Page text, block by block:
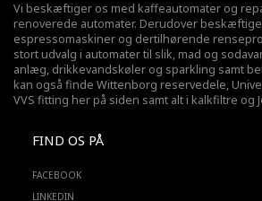
Vi beskæftiger os med kaffeautomater og
renoverede automater. Derudover
espressomaskiner og dertilhørende
stort udvalg i automater til slik, mad og
anlæg, drikkevandskøler og sparkling samt
kan også finde Wittenborg reservedele,
VVS fitting her på siden samt alt i kalkfiltre og
FIND OS PÅ
FACEBOOK
LINKEDIN